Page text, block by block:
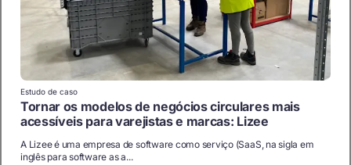
Estudo de caso
Tornar os modelos de negócios circulares mais
acessíveis para varejistas e marcas: Lizee
A Lizee é uma empresa de software como serviço (SaaS, na sigla em
inglês para software as a...